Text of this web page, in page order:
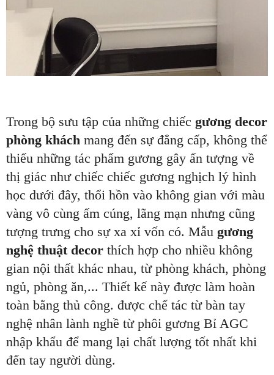
Trong bộ sưu tập của những chiếc gương decor
phòng khách mang đến sự đẳng cấp, không thể
thiếu những tác phẩm gương gây ấn tượng về
thị giác như chiếc chiếc gương nghịch lý hình
học dưới đây, thổi hồn vào không gian với màu
vàng vô cùng ấm cúng, lãng mạn nhưng cũng
tượng trưng cho sự xa xỉ vốn có. Mẫu gương
nghệ thuật decor thích hợp cho nhiều không
gian nội thất khác nhau, từ phòng khách, phòng
ngủ, phòng ăn,... Thiết kế này được làm hoàn
toàn bằng thủ công. được chế tác từ bàn tay
nghệ nhân lành nghề từ phôi gương Bỉ AGC
nhập khẩu để mang lại chất lượng tốt nhất khi
đến tay người dùng.